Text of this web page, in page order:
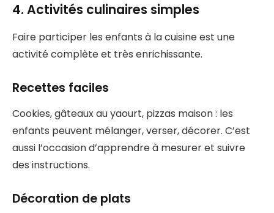
4. Activités culinaires simples
Faire participer les enfants à la cuisine est une
activité complète et très enrichissante.
Recettes faciles
Cookies, gâteaux au yaourt, pizzas maison : les
enfants peuvent mélanger, verser, décorer. C’est
aussi l’occasion d’apprendre à mesurer et suivre
des instructions.
Décoration de plats